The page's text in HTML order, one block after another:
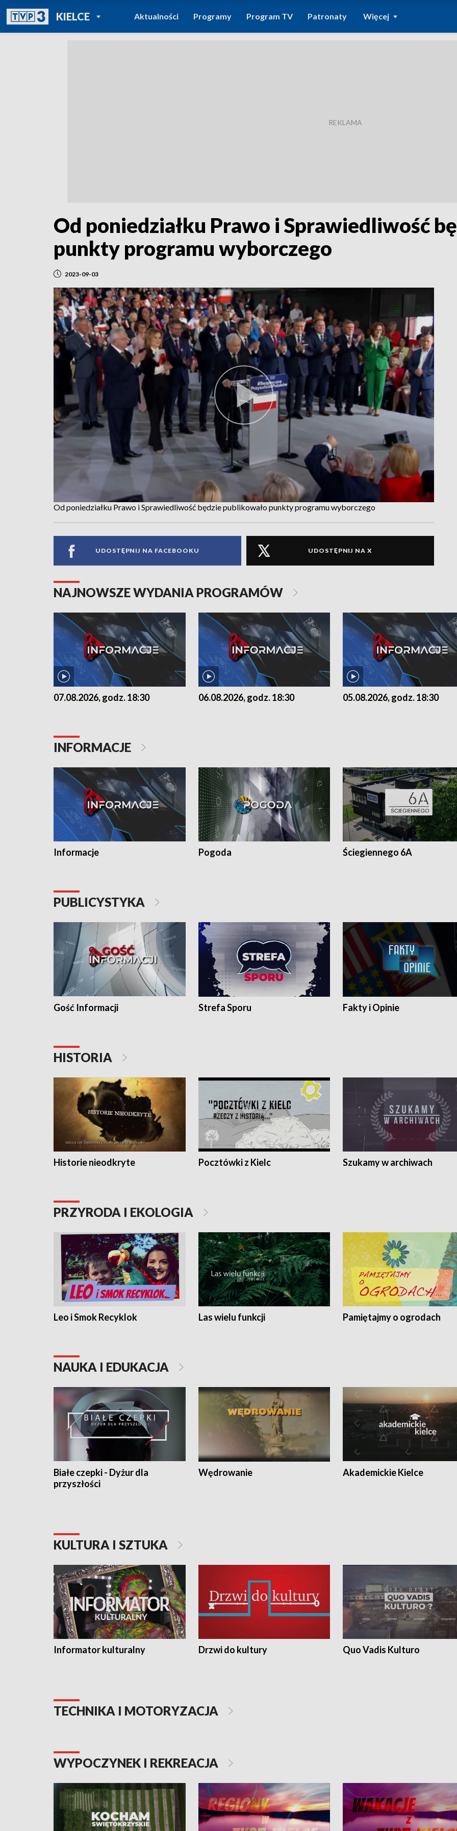
KIELCEPOWRÓT DO
TVP REGIONY
Aktualności Programy Program TV Patronaty Więcej
Od poniedziałku Prawo i Sprawiedliwość
punkty programu wyborczego
2023-09-03
Od poniedziałku Prawo i Sprawiedliwość będzie publikowało punkty programu wyborczego
UDOSTĘPNIJ NA FACEBOOKU UDOSTĘPNIJ NA X
NAJNOWSZE WYDANIA PROGRAMÓW
07.08.2026, godz. 18:30 06.08.2026, godz. 18:30 05.08.2026, godz. 18:30
INFORMACJE
Informacje Pogoda Ściegiennego 6A
PUBLICYSTYKA
Gość Informacji Strefa Sporu Fakty i Opinie
HISTORIA
Historie nieodkryte Pocztówki z Kielc Szukamy w archiwach
PRZYRODA I EKOLOGIA
Leo i Smok Recyklok Las wielu funkcji Pamiętajmy o ogrodach
NAUKA I EDUKACJA
Białe czepki - Dyżur dla
przyszłości
Wędrowanie Akademickie Kielce
KULTURA I SZTUKA
Informator kulturalny Drzwi do kultury Quo Vadis Kulturo
TECHNIKA I MOTORYZACJA
WYPOCZYNEK I REKREACJA